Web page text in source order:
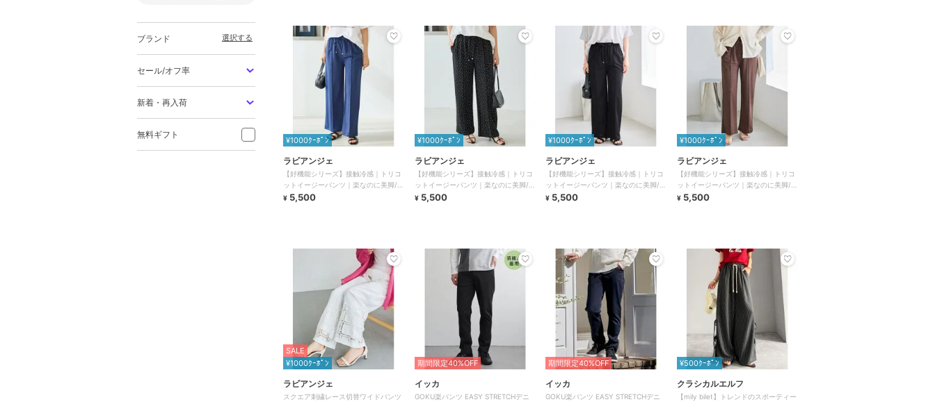
ブランド 選択する
セール/オフ率
新着・再入荷
無料ギフト
¥1000ｸｰﾎﾟﾝ
ラビアンジェ
【好機能シリーズ】接触冷感｜トリコ
ットイージーパンツ｜楽なのに美脚/ス
トレッチ/セットアップ対応
¥ 5,500
¥1000ｸｰﾎﾟﾝ
ラビアンジェ
【好機能シリーズ】接触冷感｜トリコ
ットイージーパンツ｜楽なのに美脚/ス
トレッチ/セットアップ対応
¥ 5,500
¥1000ｸｰﾎﾟﾝ
ラビアンジェ
【好機能シリーズ】接触冷感｜トリコ
ットイージーパンツ｜楽なのに美脚/ス
トレッチ/セットアップ対応
¥ 5,500
¥1000ｸｰﾎﾟﾝ
ラビアンジェ
【好機能シリーズ】接触冷感｜トリコ
ットイージーパンツ｜楽なのに美脚/ス
トレッチ/セットアップ対応
¥ 5,500
SALE
¥1000ｸｰﾎﾟﾝ
ラビアンジェ
スクエア刺繍レース切替ワイドパンツ
期間限定40%OFF
イッカ
GOKU楽パンツ EASY STRETCHデニ
期間限定40%OFF
イッカ
GOKU楽パンツ EASY STRETCHデニ
¥500ｸｰﾎﾟﾝ
クラシカルエルフ
【mily bilet】トレンドのスポーティー